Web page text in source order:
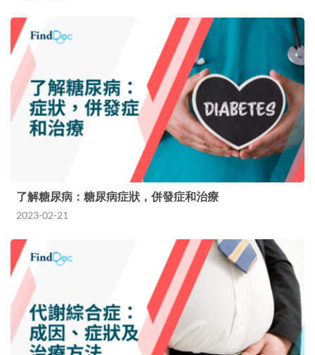
了解糖尿病：糖尿病症狀，併發症和治療
2023-02-21